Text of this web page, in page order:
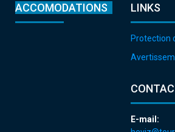
ACCOMODATIONS LINKS
Protection
E-mail: